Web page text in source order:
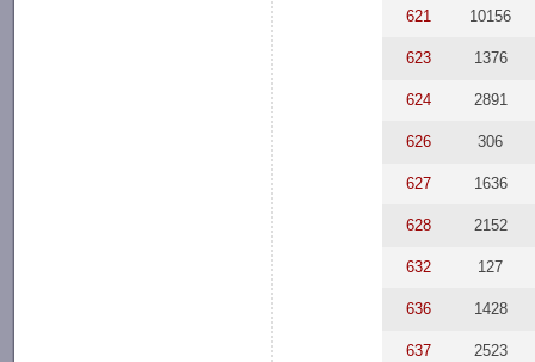
621 10156
623 1376
624 2891
626 306
627 1636
628 2152
632 127
636 1428
637 2523